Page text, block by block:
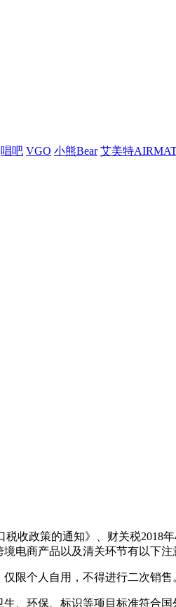
唱吧 VGO 小熊Bear 艾美特
收政策的通知》、财关税
电商产品以及清关环节有以下注
限个人自用，不得进行二次销售
、环保、标识等项目标准符合